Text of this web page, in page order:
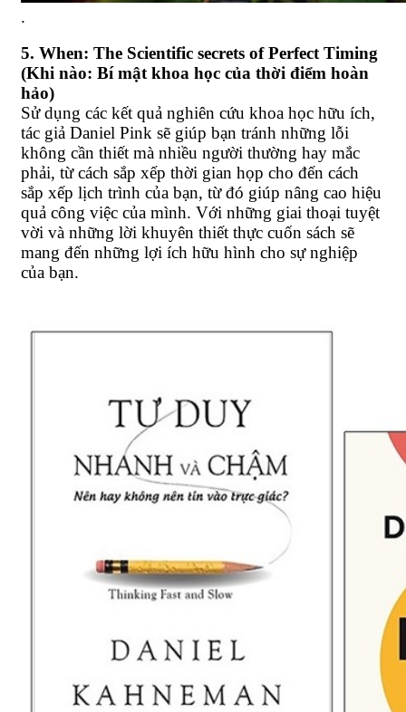
.
5. When: The Scientific secrets of Perfect Timing
(Khi nào: Bí mật khoa học của thời điểm hoàn
hảo)
Sử dụng các kết quả nghiên cứu khoa học hữu ích,
tác giả Daniel Pink sẽ giúp bạn tránh những lỗi
không cần thiết mà nhiều người thường hay mắc
phải, từ cách sắp xếp thời gian họp cho đến cách
sắp xếp lịch trình của bạn, từ đó giúp nâng cao hiệu
quả công việc của mình. Với những giai thoại tuyệt
vời và những lời khuyên thiết thực cuốn sách sẽ
mang đến những lợi ích hữu hình cho sự nghiệp
của bạn.